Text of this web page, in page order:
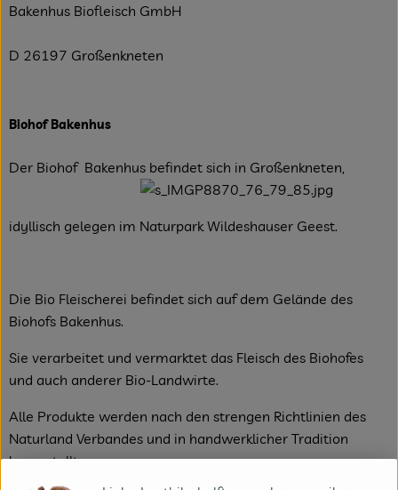
Bakenhus Biofleisch GmbH
D 26197 Großenkneten
Biohof Bakenhus
Der Biohof Bakenhus befindet sich in Großenkneten,
idyllisch gelegen im Naturpark Wildeshauser Geest.
Die Bio Fleischerei befindet sich auf dem Gelände des
Biohofs Bakenhus.
Sie verarbeitet und vermarktet das Fleisch des Biohofes
und auch anderer Bio-Landwirte.
Alle Produkte werden nach den strengen Richtlinien des
Naturland Verbandes und in handwerklicher Tradition
hergestellt.